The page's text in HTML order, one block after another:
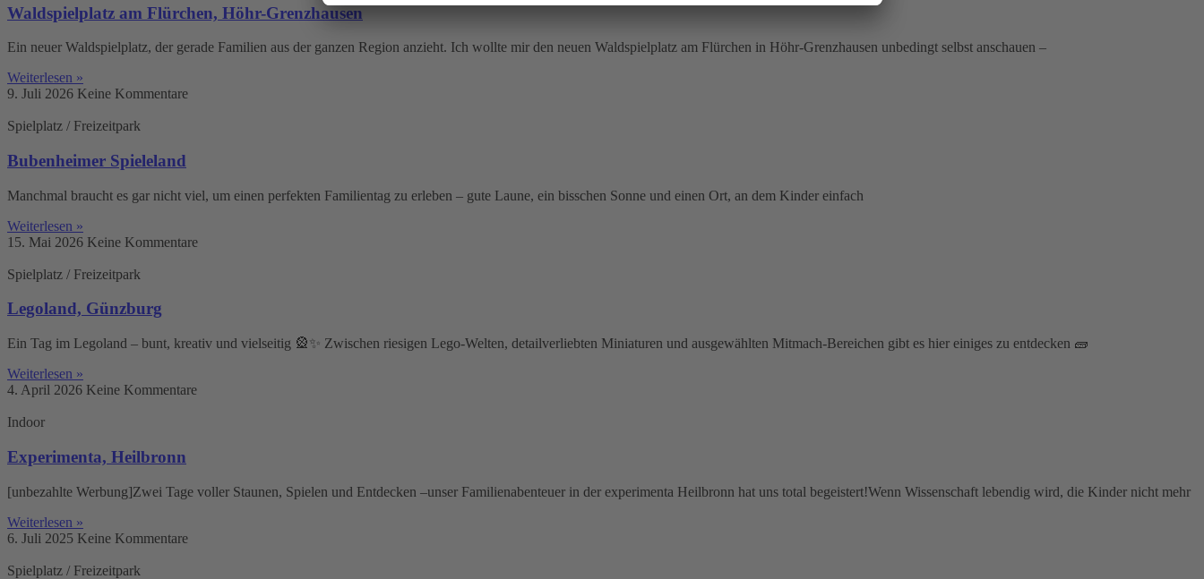
Waldspielplatz am Flürchen, Höhr-Grenzhausen
Ein neuer Waldspielplatz, der gerade Familien aus der ganzen Region anzieht. Ich wollte mir den neuen Waldspielplatz am Flürchen in Höhr-Grenzhausen unbedingt selbst anschauen –
Weiterlesen »
9. Juli 2026 Keine Kommentare
Spielplatz / Freizeitpark
Bubenheimer Spieleland
Manchmal braucht es gar nicht viel, um einen perfekten Familientag zu erleben – gute Laune, ein bisschen Sonne und einen Ort, an dem Kinder einfach
Weiterlesen »
15. Mai 2026 Keine Kommentare
Spielplatz / Freizeitpark
Legoland, Günzburg
Ein Tag im Legoland – bunt, kreativ und vielseitig 🎡✨ Zwischen riesigen Lego-Welten, detailverliebten Miniaturen und ausgewählten Mitmach-Bereichen gibt es hier einiges zu entdecken 🧱
Weiterlesen »
4. April 2026 Keine Kommentare
Indoor
Experimenta, Heilbronn
[unbezahlte Werbung]Zwei Tage voller Staunen, Spielen und Entdecken –unser Familienabenteuer in der experimenta Heilbronn hat uns total begeistert!Wenn Wissenschaft lebendig wird, die Kinder nicht mehr
Weiterlesen »
6. Juli 2025 Keine Kommentare
Spielplatz / Freizeitpark